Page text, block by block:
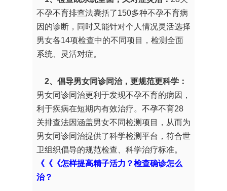
不孕不育排查法囊括了150多种不孕不育病
因的诊断，同时又能针对个人情况灵活选择
男女各14项检查中的不同项目，检测全面
系统、灵活对症。
2、倡导男女同诊同治，更规范更科学：
男女同诊同治更利于发现不孕不育的病因，
利于疾病在短期内有效治疗。不孕不育28
关排查法因涵盖男女不同检测项目，从而为
男女同诊同治提供了科学检测平台，符合世
卫组织倡导的规范检查、科学治疗标准。
《《《怎样提高精子活力？检查确诊怎么
治？